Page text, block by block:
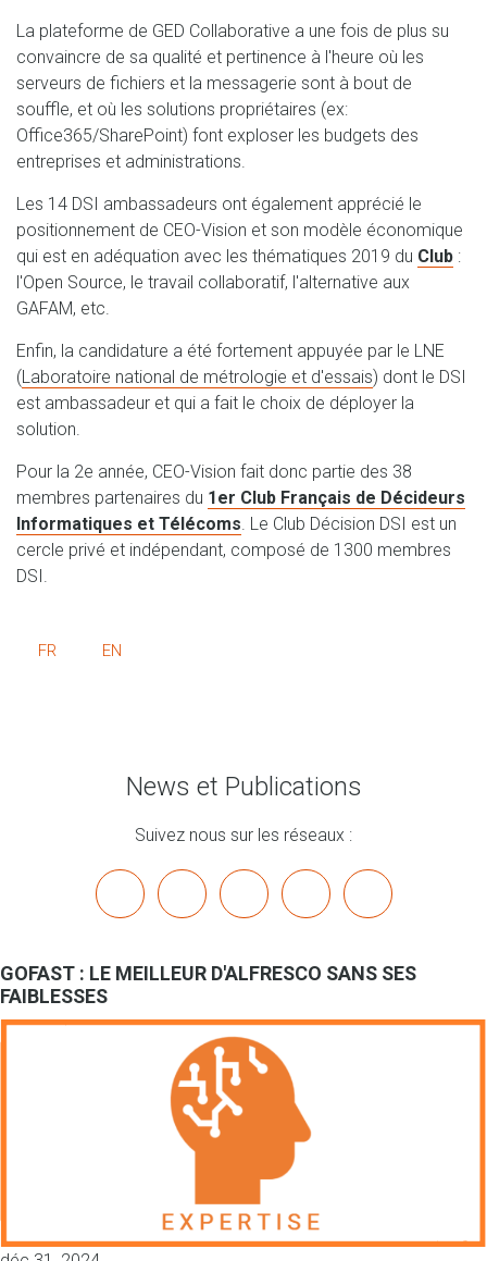
La plateforme de GED Collaborative a une fois de plus su
convaincre de sa qualité et pertinence à l'heure où les
serveurs de fichiers et la messagerie sont à bout de
souffle, et où les solutions propriétaires (ex:
Office365/SharePoint) font exploser les budgets des
entreprises et administrations.
Les 14 DSI ambassadeurs ont également apprécié le
positionnement de CEO-Vision et son modèle économique
qui est en adéquation avec les thématiques 2019 du Club :
l'Open Source, le travail collaboratif, l'alternative aux
GAFAM, etc.
Enfin, la candidature a été fortement appuyée par le LNE
(Laboratoire national de métrologie et d'essais) dont le DSI
est ambassadeur et qui a fait le choix de déployer la
solution.
Pour la 2e année, CEO-Vision fait donc partie des 38
membres partenaires du 1er Club Français de Décideurs
Informatiques et Télécoms. Le Club Décision DSI est un
cercle privé et indépendant, composé de 1300 membres
DSI.
FR EN
News et Publications
Suivez nous sur les réseaux :
linkedinyoutubebluesky mastodon
GOFAST : LE MEILLEUR D'ALFRESCO SANS SES
FAIBLESSES